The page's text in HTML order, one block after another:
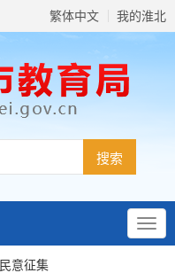
繁体中文 我的淮北
民意征集